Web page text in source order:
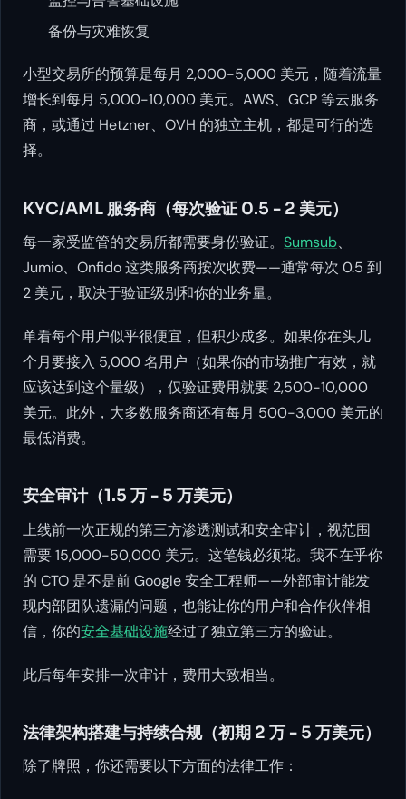
备份与灾难恢复
小型交易所的预算是每月 2,000-5,000 美元，随着流量
增长到每月 5,000-10,000 美元。AWS、GCP 等云服务
商，或通过 Hetzner、OVH 的独立主机，都是可行的选
择。
KYC/AML 服务商（每次验证 0.5 - 2 美元）
每一家受监管的交易所都需要身份验证。 Sumsub、
Jumio、Onfido 这类服务商按次收费——通常每次 0.5 到
2 美元，取决于验证级别和你的业务量。
单看每个用户似乎很便宜，但积少成多。如果你在头几
个月要接入 5,000 名用户（如果你的市场推广有效，就
应该达到这个量级），仅验证费用就要 2,500-10,000
美元。此外，大多数服务商还有每月 500-3,000 美元的
最低消费。
安全审计（1.5 万 - 5 万美元）
上线前一次正规的第三方渗透测试和安全审计，视范围
需要 15,000-50,000 美元。这笔钱必须花。我不在乎你
的 CTO 是不是前 Google 安全工程师——外部审计能发
现内部团队遗漏的问题，也能让你的用户和合作伙伴相
信，你的安全基础设施经过了独立第三方的验证。
此后每年安排一次审计，费用大致相当。
法律架构搭建与持续合规（初期 2 万 - 5 万美元）
除了牌照，你还需要以下方面的法律工作：